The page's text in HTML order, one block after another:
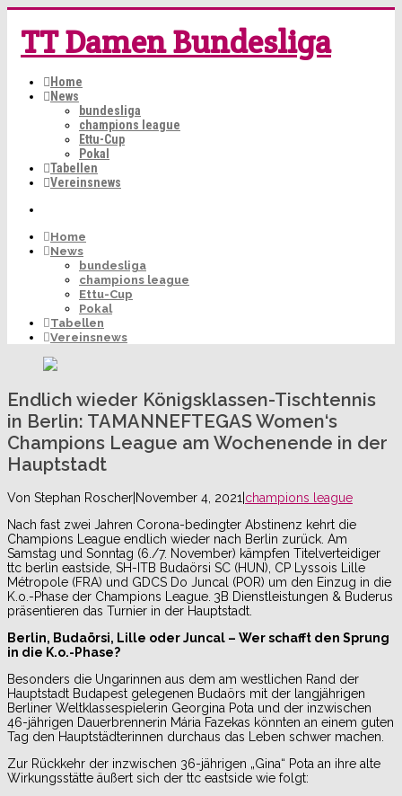
TT Damen Bundesliga
Home
News
bundesliga
champions league
Ettu-Cup
Pokal
Tabellen
Vereinsnews
Home
News
bundesliga
champions league
Ettu-Cup
Pokal
Tabellen
Vereinsnews
Endlich wieder Königsklassen-Tischtennis
in Berlin: TAMANNEFTEGAS Women‘s
Champions League am Wochenende in der
Hauptstadt
Von Stephan Roscher|November 4, 2021|champions league
Nach fast zwei Jahren Corona-bedingter Abstinenz kehrt die
Champions League endlich wieder nach Berlin zurück. Am
Samstag und Sonntag (6./7. November) kämpfen Titelverteidiger
ttc berlin eastside, SH-ITB Budaörsi SC (HUN), CP Lyssois Lille
Métropole (FRA) und GDCS Do Juncal (POR) um den Einzug in die
K.o.-Phase der Champions League. 3B Dienstleistungen & Buderus
präsentieren das Turnier in der Hauptstadt.
Berlin, Budaörsi, Lille oder Juncal – Wer schafft den Sprung
in die K.o.-Phase?
Besonders die Ungarinnen aus dem am westlichen Rand der
Hauptstadt Budapest gelegenen Budaörs mit der langjährigen
Berliner Weltklassespielerin Georgina Pota und der inzwischen
46-jährigen Dauerbrennerin Mária Fazekas könnten an einem guten
Tag den Hauptstädterinnen durchaus das Leben schwer machen.
Zur Rückkehr der inzwischen 36-jährigen „Gina“ Pota an ihre alte
Wirkungsstätte äußert sich der ttc eastside wie folgt: